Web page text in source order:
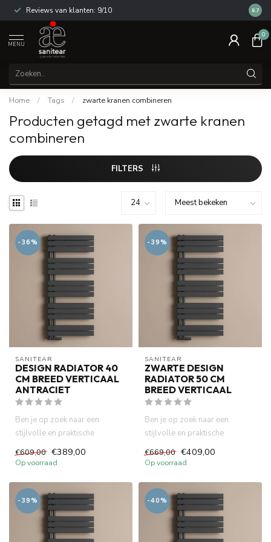
Reviews van klanten: 9/10 14
8.7
MENU
0
Home / Tags / zwarte kranen combineren
Producten getagd met zwarte kranen
combineren
FILTERS
-36%
SANITEAR
DESIGN RADIATOR 40
CM BREED VERTICAAL
ANTRACIET
Ben je op zoek naar een
stijlvolle en praktische
oplossing om je badkamer te
ver...
€609,00 €389,00
Op voorraad
-39%
SANITEAR
ZWARTE DESIGN
RADIATOR 50 CM
BREED VERTICAAL
Ben je op zoek naar een
stijlvolle en praktische
oplossing om je badkamer te
ver...
€669,00 €409,00
Op voorraad
-39% -40%